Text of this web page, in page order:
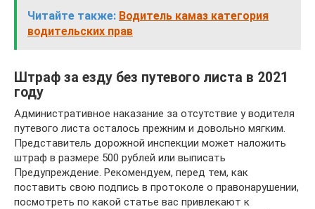
Читайте также: Водитель камаз категория
водительских прав
Штраф за езду без путевого листа в 2021
году
Административное наказание за отсутствие у водителя
путевого листа осталось прежним и довольно мягким.
Представитель дорожной инспекции может наложить
штраф в размере 500 рублей или выписать
Предупреждение. Рекомендуем, перед тем, как
поставить свою подпись в протоколе о правонарушении,
посмотреть по какой статье вас привлекают к